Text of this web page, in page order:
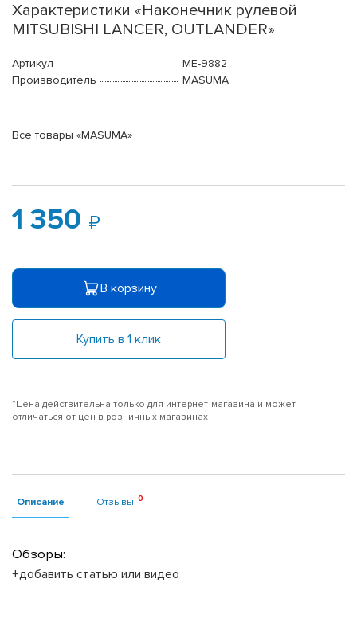
Характеристики «Наконечник рулевой
MITSUBISHI LANCER, OUTLANDER»
Артикул
ME-9882
Производитель
MASUMA
Все товары «MASUMA»
1 350
В корзину
Купить в 1 клик
*Цена действительна только для интернет-магазина и может
отличаться от цен в розничных магазинах
Описание Отзывы
Обзоры:
+добавить статью или видео